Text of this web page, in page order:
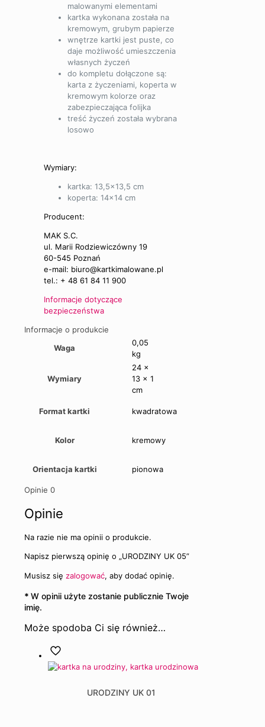
malowanymi elementami
kartka wykonana została na
kremowym, grubym papierze
wnętrze kartki jest puste, co
daje możliwość umieszczenia
własnych życzeń
do kompletu dołączone są:
karta z życzeniami, koperta w
kremowym kolorze oraz
zabezpieczająca folijka
treść życzeń została wybrana
losowo
Wymiary:
kartka: 13,5×13,5 cm
koperta: 14×14 cm
Producent:
MAK S.C.
ul. Marii Rodziewiczówny 19
60-545 Poznań
e-mail: biuro@kartkimalowane.pl
tel.: + 48 61 84 11 900
Informacje dotyczące
bezpieczeństwa
Informacje o produkcie
Waga
0,05
kg
Wymiary
24 ×
13 × 1
cm
Format kartki kwadratowa
Kolor kremowy
Orientacja kartki pionowa
Opinie 0
Opinie
Na razie nie ma opinii o produkcie.
Napisz pierwszą opinię o „URODZINY UK 05”
Musisz się zalogować, aby dodać opinię.
* W opinii użyte zostanie publicznie Twoje
imię.
Może spodoba Ci się również…
URODZINY UK 01